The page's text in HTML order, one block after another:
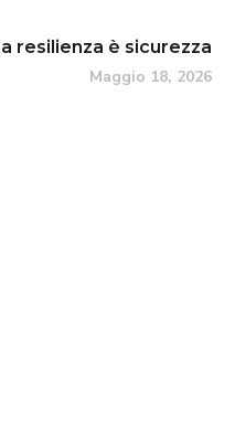
resilienza è sicurezza
Maggio 18, 2026